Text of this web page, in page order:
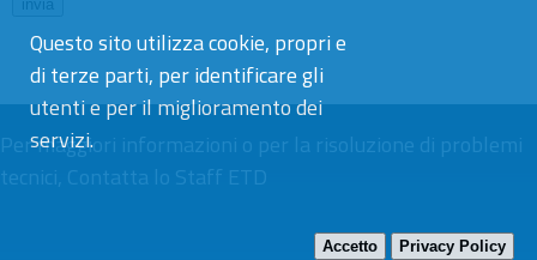
Questo sito utilizza cookie, propri e
di terze parti, per identificare gli
utenti e per il miglioramento dei
servizi.
Accetto Privacy Policy
Per maggiori informazioni o per la risoluzione di problemi
tecnici, Contatta lo Staff ETD